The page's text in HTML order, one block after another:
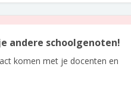
andere schoolgenoten!
komen met je docenten en